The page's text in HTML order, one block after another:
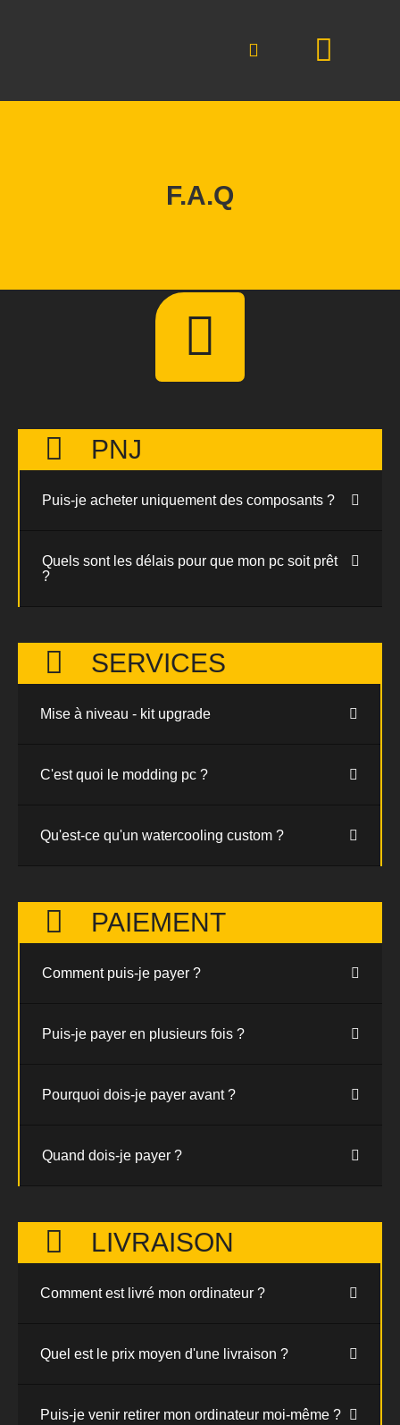
F.A.Q
PNJ
Puis-je acheter uniquement des composants ?
Quels sont les délais pour que mon pc soit prêt
?
SERVICES
Mise à niveau - kit upgrade
C'est quoi le modding pc ?
Qu'est-ce qu'un watercooling custom ?
PAIEMENT
Comment puis-je payer ?
Puis-je payer en plusieurs fois ?
Pourquoi dois-je payer avant ?
Quand dois-je payer ?
LIVRAISON
Comment est livré mon ordinateur ?
Quel est le prix moyen d'une livraison ?
Puis-je venir retirer mon ordinateur moi-même ?